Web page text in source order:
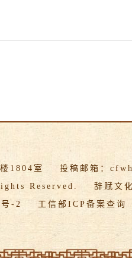
1804室
投稿邮箱：
Reserved.
辞赋文
-2
工信部ICP备案查询